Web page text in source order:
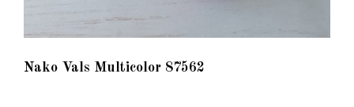
Nako Vals Multicolor 87562